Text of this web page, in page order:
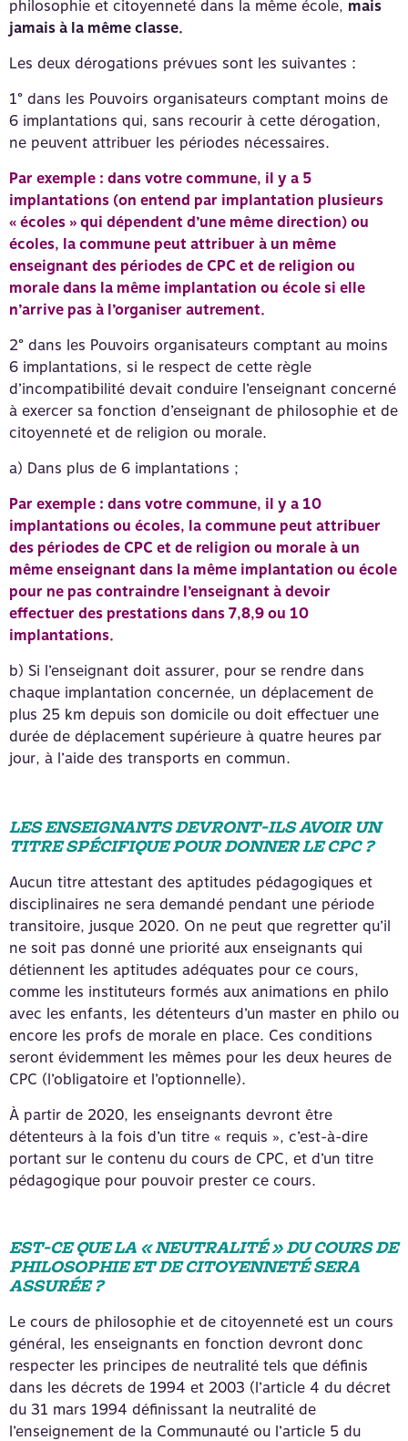
philosophie et citoyenneté dans la même école, mais
jamais à la même classe.
Les deux dérogations prévues sont les suivantes :
1° dans les Pouvoirs organisateurs comptant moins de
6 implantations qui, sans recourir à cette dérogation,
ne peuvent attribuer les périodes nécessaires.
Par exemple : dans votre commune, il y a 5
implantations (on entend par implantation plusieurs
« écoles » qui dépendent d’une même direction) ou
écoles, la commune peut attribuer à un même
enseignant des périodes de CPC et de religion ou
morale dans la même implantation ou école si elle
n’arrive pas à l’organiser autrement.
2° dans les Pouvoirs organisateurs comptant au moins
6 implantations, si le respect de cette règle
d’incompatibilité devait conduire l’enseignant concerné
à exercer sa fonction d’enseignant de philosophie et de
citoyenneté et de religion ou morale.
a) Dans plus de 6 implantations ;
Par exemple : dans votre commune, il y a 10
implantations ou écoles, la commune peut attribuer
des périodes de CPC et de religion ou morale à un
même enseignant dans la même implantation ou école
pour ne pas contraindre l’enseignant à devoir
effectuer des prestations dans 7,8,9 ou 10
implantations.
b) Si l’enseignant doit assurer, pour se rendre dans
chaque implantation concernée, un déplacement de
plus 25 km depuis son domicile ou doit effectuer une
durée de déplacement supérieure à quatre heures par
jour, à l’aide des transports en commun.
LES ENSEIGNANTS DEVRONT-ILS AVOIR UN
TITRE SPÉCIFIQUE POUR DONNER LE CPC ?
Aucun titre attestant des aptitudes pédagogiques et
disciplinaires ne sera demandé pendant une période
transitoire, jusque 2020. On ne peut que regretter qu’il
ne soit pas donné une priorité aux enseignants qui
détiennent les aptitudes adéquates pour ce cours,
comme les instituteurs formés aux animations en philo
avec les enfants, les détenteurs d’un master en philo ou
encore les profs de morale en place. Ces conditions
seront évidemment les mêmes pour les deux heures de
CPC (l’obligatoire et l’optionnelle).
À partir de 2020, les enseignants devront être
détenteurs à la fois d’un titre « requis », c’est-à-dire
portant sur le contenu du cours de CPC, et d’un titre
pédagogique pour pouvoir prester ce cours.
EST-CE QUE LA « NEUTRALITÉ » DU COURS DE
PHILOSOPHIE ET DE CITOYENNETÉ SERA
ASSURÉE ?
Le cours de philosophie et de citoyenneté est un cours
général, les enseignants en fonction devront donc
respecter les principes de neutralité tels que définis
dans les décrets de 1994 et 2003 (l’article 4 du décret
du 31 mars 1994 définissant la neutralité de
l’enseignement de la Communauté ou l’article 5 du